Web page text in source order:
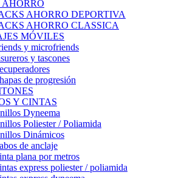
AHORRO
AHORRO DEPORTIVA
AHORRO CLASSICA
MÓVILES
y microfriends
y tascones
de progresión
Y CINTAS
Dyneema
Poliester / Poliamida
Dinámicos
de anclaje
plana por metros
express poliester / poliamida